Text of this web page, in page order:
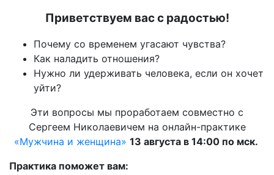
Приветствуем вас с радостью!
Почему со временем угасают чувства?
Как наладить отношения?
Нужно ли удерживать человека, если он хочет
уйти?
Эти вопросы мы проработаем совместно с
Сергеем Николаевичем на онлайн-практике
«Мужчина и женщина» 13 августа в 14:00 по мск.
Практика поможет вам: